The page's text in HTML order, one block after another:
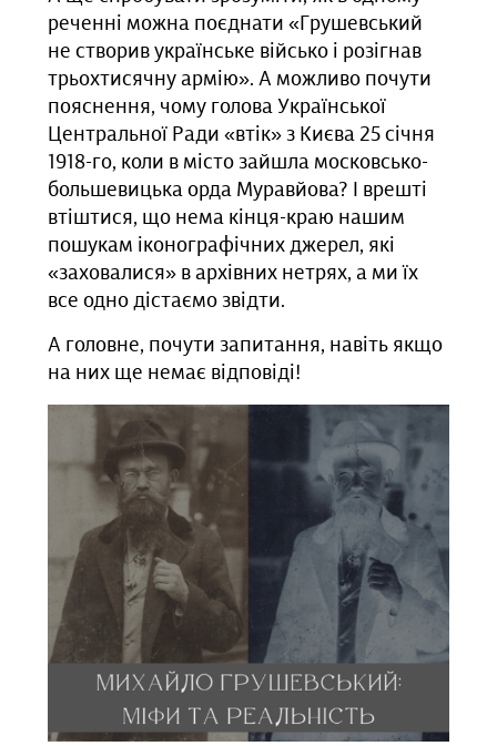
реченні можна поєднати «Грушевський
не створив українське військо і розігнав
трьохтисячну армію». А можливо почути
пояснення, чому голова Української
Центральної Ради «втік» з Києва 25 січня
1918-го, коли в місто зайшла московсько-
большевицька орда Муравйова? І врешті
втіштися, що нема кінця-краю нашим
пошукам іконографічних джерел, які
«заховалися» в архівних нетрях, а ми їх
все одно дістаємо звідти.
А головне, почути запитання, навіть якщо
на них ще немає відповіді!